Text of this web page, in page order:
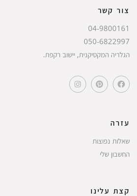
צור קשר
04-9800161
050-6822997
הגלריה המקסיקנית, יישוב רקפת.
עזרה
שאלות נפוצות
החשבון שלי
קצת עלינו